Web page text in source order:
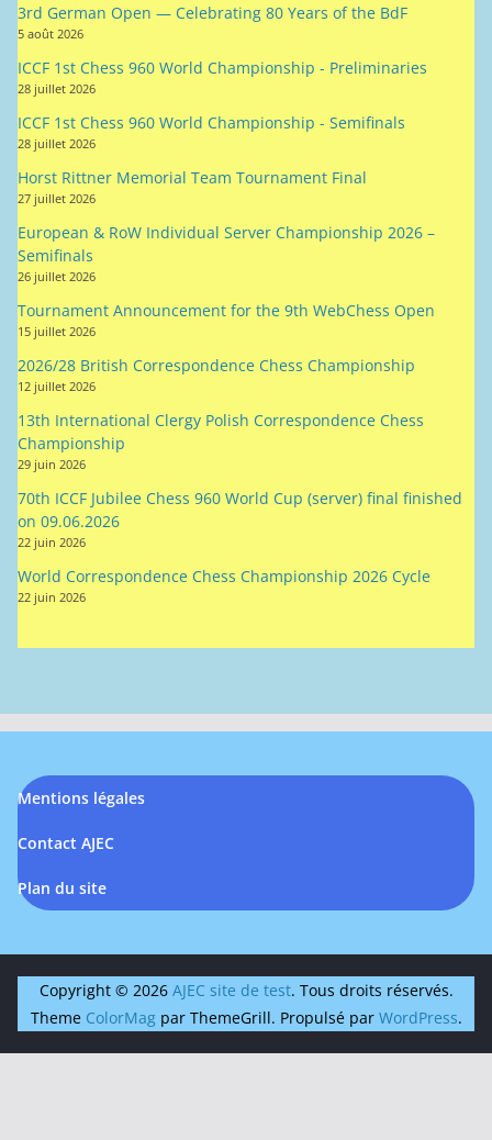
3rd German Open — Celebrating 80 Years of the BdF
5 août 2026
ICCF 1st Chess 960 World Championship - Preliminaries
28 juillet 2026
ICCF 1st Chess 960 World Championship - Semifinals
28 juillet 2026
Horst Rittner Memorial Team Tournament Final
27 juillet 2026
European & RoW Individual Server Championship 2026 –
Semifinals
26 juillet 2026
Tournament Announcement for the 9th WebChess Open
15 juillet 2026
2026/28 British Correspondence Chess Championship
12 juillet 2026
13th International Clergy Polish Correspondence Chess
Championship
29 juin 2026
70th ICCF Jubilee Chess 960 World Cup (server) final finished
on 09.06.2026
22 juin 2026
World Correspondence Chess Championship 2026 Cycle
22 juin 2026
Mentions légales
Contact AJEC
Plan du site
Copyright © 2026 AJEC site de test. Tous droits réservés.
Theme ColorMagpar ThemeGrill. Propulsé par WordPress.